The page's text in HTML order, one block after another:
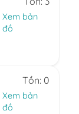
Xem bản
đồ
Tồn: 0
Xem bản
đồ